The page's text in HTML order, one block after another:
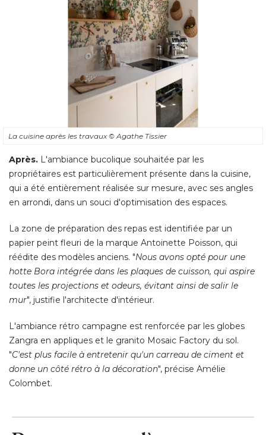
La cuisine après les travaux© Agathe Tissier
Après. L'ambiance bucolique souhaitée par les
propriétaires est particulièrement présente dans la cuisine,
qui a été entièrement réalisée sur mesure, avec ses angles
en arrondi, dans un souci d'optimisation des espaces.
La zone de préparation des repas est identifiée par un
papier peint fleuri de la marque Antoinette Poisson, qui
réédite des modèles anciens. "Nous avons opté pour une
hotte Bora intégrée dans les plaques de cuisson, qui aspire
toutes les projections et odeurs, évitant ainsi de salir le
mur", justifie l'architecte d'intérieur.
L'ambiance rétro campagne est renforcée par les globes
Zangra en appliques et le granito Mosaic Factory du sol.
"C'est plus facile à entretenir qu'un carreau de ciment et
donne un côté rétro à la décoration", précise Amélie
Colombet.